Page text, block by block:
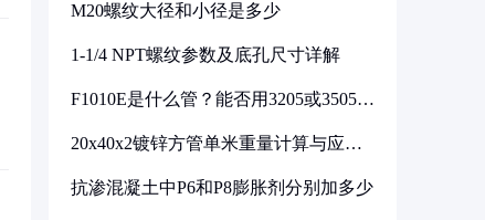
M20螺纹大径和小径是多少
1-1/4 NPT螺纹参数及底孔尺寸详解
F1010E是什么管？能否用3205或3505代
20x40x2镀锌方管单米重量计算与应用
抗渗混凝土中P6和P8膨胀剂分别加多少